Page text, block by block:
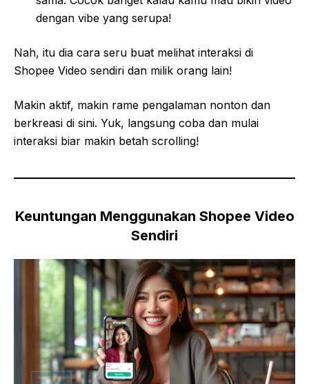
dengan vibe yang serupa!
Nah, itu dia cara seru buat melihat interaksi di
Shopee Video sendiri dan milik orang lain!
Makin aktif, makin rame pengalaman nonton dan
berkreasi di sini. Yuk, langsung coba dan mulai
interaksi biar makin betah scrolling!
Keuntungan Menggunakan Shopee Video
Sendiri